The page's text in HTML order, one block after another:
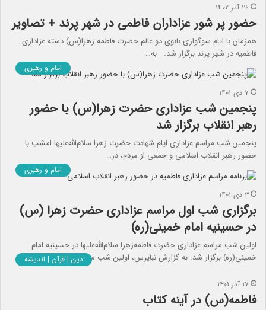
۲۶ آذر ۱۴۰۲
حضور پر شور عزاداران فاطمی در شهر پرند + تصاویر
همزمان با ایام سوگواری بانوی دو عالم حضرت فاطمه زهرا(س) دسته عزاداری
فاطمیه در شهر پرند برگزار شد. به…
امام و رهبری
۷ دی ۱۴۰۱
پنجمین شب عزاداری حضرت زهرا(س) با حضور
رهبر انقلاب برگزار شد
پنجمین شب مراسم عزاداری ایام شهادت حضرت زهرا سلام‌الله‌علیها امشب با
حضور رهبر انقلاب اسلامی و جمعی از مردم، در…
امام و رهبری
۳ دی ۱۴۰۱
برگزاری شب اول مراسم عزاداری حضرت زهرا (س)
در حسینیه امام خمینی(ره)
اولین شب مراسم عزاداری حضرت فاطمه‌زهرا سلام‌الله‌علیها در حسینیه امام
خمینی(ره) برگزار شد. به گزارش نبأپرس، اولین شب مراسم عزاداری…
دین | قرآن | اندیشه
۱۷ آذر ۱۴۰۱
فاطمه(س) در آینه کتاب